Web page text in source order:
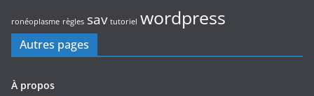
ronéoplasme règles sav tutoriel wordpress
Autres pages
À propos